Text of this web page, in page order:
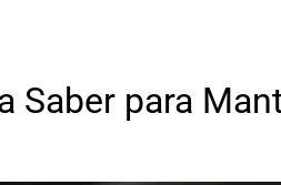
Saber para